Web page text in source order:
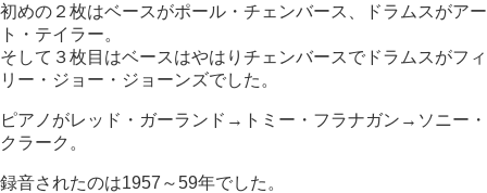
初めの２枚はベースがポール・チェンバース、ドラムスがアー
ト・テイラー。
そして３枚目はベースはやはりチェンバースでドラムスがフィ
リー・ジョー・ジョーンズでした。
ピアノがレッド・ガーランド→トミー・フラナガン→ソニー・
クラーク。
録音されたのは1957～59年でした。